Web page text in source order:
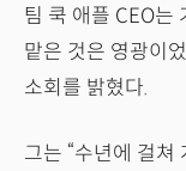
팀 쿡 애플 CEO는
맡은 것은 영광이
소회를 밝혔다.
그는 “수년에 걸쳐